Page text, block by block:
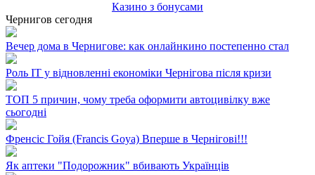
Казино з бонусами
Чернигов сегодня
Вечер дома в Чернигове: как онлайнкино постепенно стал
Роль ІТ у відновленні економіки Чернігова після кризи
ТОП 5 причин, чому треба оформити автоцивілку вже
сьогодні
Френсіс Гойя (Francis Goya) Вперше в Чернігові!!!
Як аптеки "Подорожник" вбивають Українців